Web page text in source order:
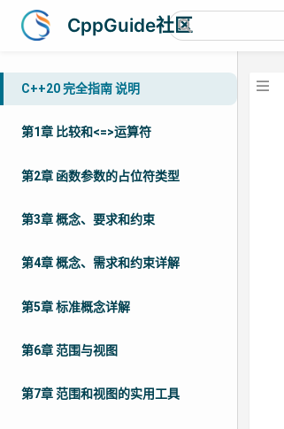
CppGuide社区
C++20 完全指南 说明
第1章 比较和<=>运算符
第2章 函数参数的占位符类型
第3章 概念、要求和约束
第4章 概念、需求和约束详解
第5章 标准概念详解
第6章 范围与视图
第7章 范围和视图的实用工具